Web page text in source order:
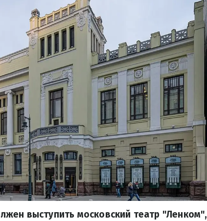
выступить московский театр "Ленком",